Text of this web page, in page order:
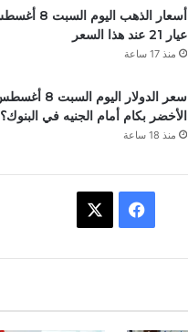
عيار 21 عند هذا السعر
منذ 17 ساعة
الأخضر بكام أمام الجنيه في البنوك؟
منذ 18 ساعة